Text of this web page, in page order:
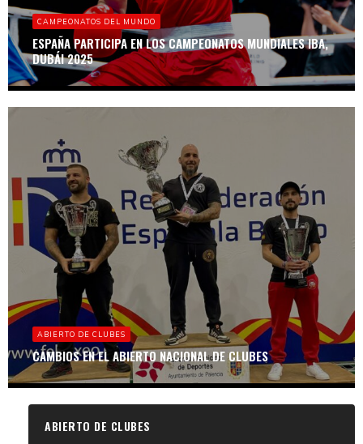
CAMPEONATOS DEL MUNDO
ESPAÑA PARTICIPA EN LOS CAMPEONATOS MUNDIALES IBA,
DUBÁI 2025
ABIERTO DE CLUBES
CAMBIOS EN EL ABIERTO NACIONAL DE CLUBES
ABIERTO DE CLUBES